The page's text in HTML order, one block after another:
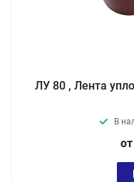
ЛУ 80 , Лента
В